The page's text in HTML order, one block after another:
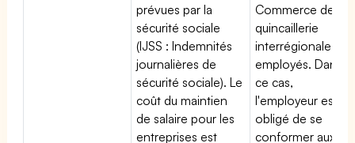
prévues par la
sécurité sociale
(IJSS : Indemnités
journalières de
sécurité sociale). Le
coût du maintien
de salaire pour les
entreprises est
Commerce de
quincaillerie
interrégionale
employés. Dans
ce cas,
l'employeur est
obligé de se
conformer aux